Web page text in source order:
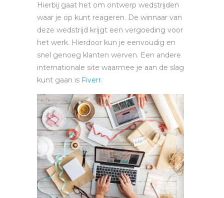
Hierbij gaat het om ontwerp wedstrijden
waar je op kunt reageren. De winnaar van
deze wedstrijd krijgt een vergoeding voor
het werk. Hierdoor kun je eenvoudig en
snel genoeg klanten werven. Een andere
internationale site waarmee je aan de slag
kunt gaan is Fiverr.